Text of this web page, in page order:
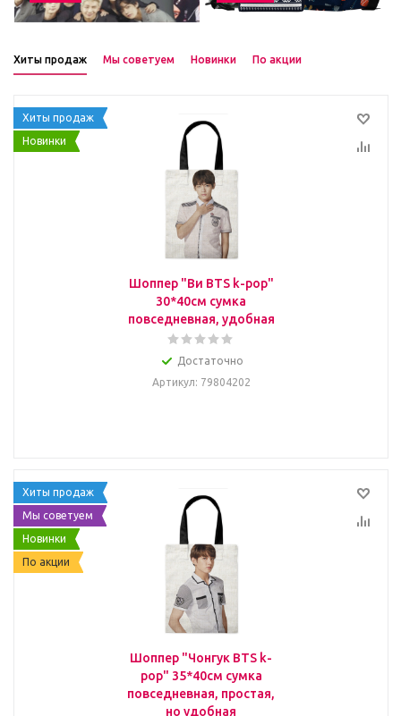
Хиты продаж Мы советуем Новинки По акции
Хиты продаж
Новинки
Шоппер "Ви BTS k-pop"
30*40см сумка
повседневная, удобная
Достаточно
Артикул: 79804202
Хиты продаж
Мы советуем
Новинки
По акции
Шоппер "Чонгук BTS k-
pop" 35*40см сумка
повседневная, простая,
но удобная